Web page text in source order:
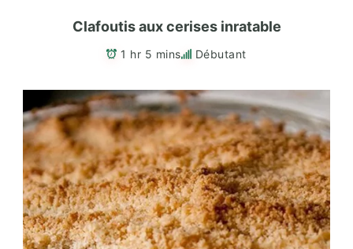
Clafoutis aux cerises inratable
1 hr 5 mins Débutant